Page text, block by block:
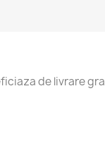
de livrare